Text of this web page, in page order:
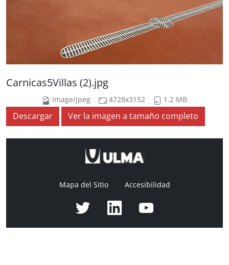
Carnicas5Villas (2).jpg
image/jpeg 4728x3152 1.2 MB
Descargar Ver la imagen a tamaño completo
Mapa del Sitio Accesibilidad